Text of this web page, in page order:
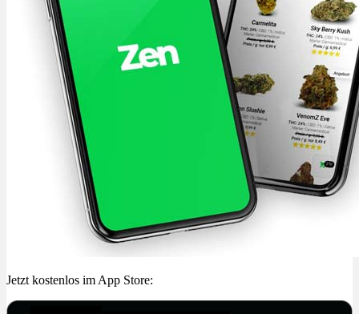
Jetzt kostenlos im App Store: